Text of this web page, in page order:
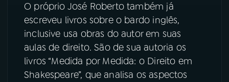
O próprio José Roberto também já
escreveu livros sobre o bardo inglês,
inclusive usa obras do autor em suas
aulas de direito. São de sua autoria os
livros “Medida por Medida: o Direito em
Shakespeare”, que analisa os aspectos